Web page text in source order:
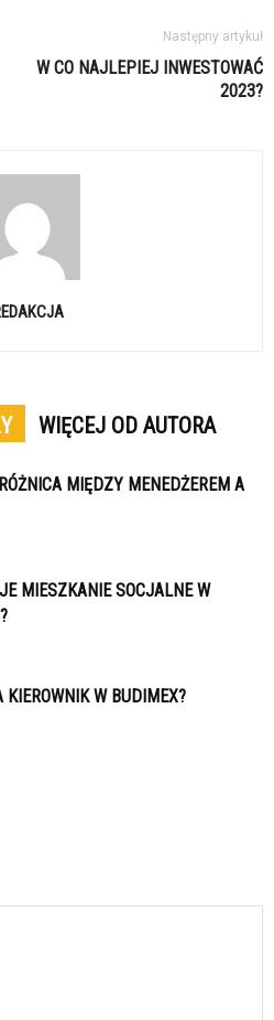
Następny artykuł
W CO NAJLEPIEJ INWESTOWAĆ
2023?
WIĘCEJ OD AUTORA
MIĘDZY MENEDŻEREM A
MIESZKANIE SOCJALNE W
KIEROWNIK W BUDIMEX?